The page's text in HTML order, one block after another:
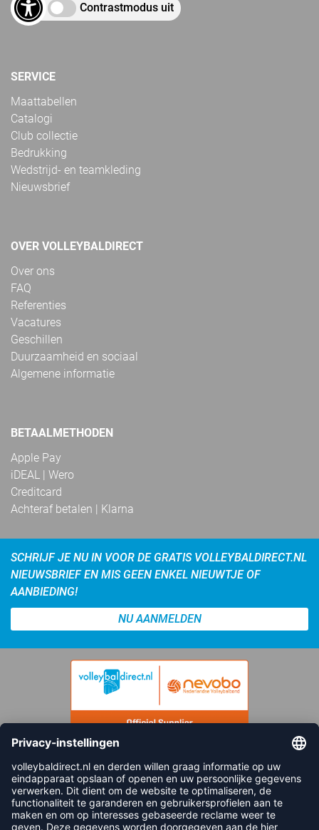
Contrastmodus uit
SERVICE
Maattabellen
Catalogi
Club collectie
Bedrukking
Wedstrijd- en teamkleding
Nieuwsbrief
OVER VOLLEYBALDIRECT
Over ons
FAQ
Referenties
Vacatures
Geschillen
Duurzaamheid en sociaal
Algemene informatie
BETAALMETHODEN
Apple Pay
iDEAL | Wero
Creditcard
Achteraf betalen | Klarna
SCHRIJF JE NU IN VOOR DE GRATIS VOLLEYBALDIRECT.NL
NIEUWSBRIEF EN MIS GEEN ENKEL NIEUWTJE OF
AANBIEDING!
NU AANMELDEN